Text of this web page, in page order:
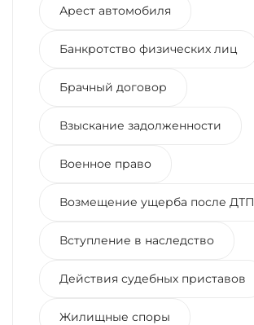
Арест автомобиля
Банкротство физических лиц
Брачный договор
Взыскание задолженности
Военное право
Возмещение ущерба после ДТП
Вступление в наследство
Действия судебных приставов
Жилищные споры